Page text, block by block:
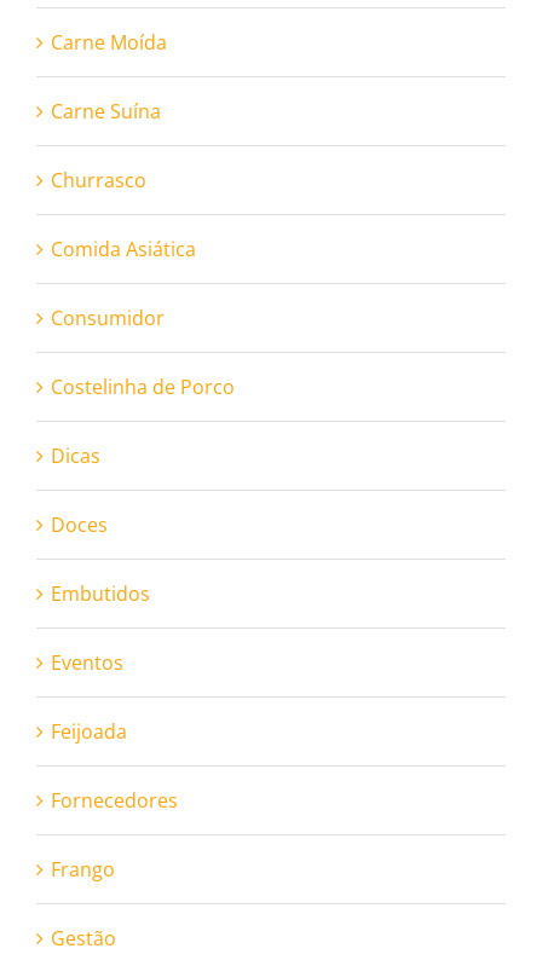
Carne Moída
Carne Suína
Churrasco
Comida Asiática
Consumidor
Costelinha de Porco
Dicas
Doces
Embutidos
Eventos
Feijoada
Fornecedores
Frango
Gestão